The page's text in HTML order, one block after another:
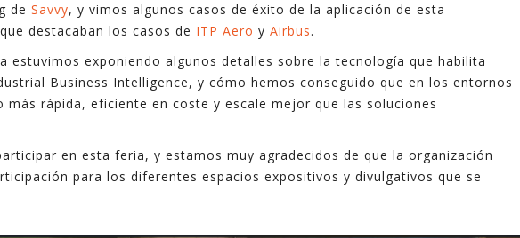
de Savvy, y vimos algunos casos de éxito de la aplicación de esta
destacaban los casos de ITP Aero y Airbus.
estuvimos exponiendo algunos detalles sobre la tecnología que habilita
Business Intelligence, y cómo hemos conseguido que en los entornos
más rápida, eficiente en coste y escale mejor que las soluciones
en esta feria, y estamos muy agradecidos de que la organización
para los diferentes espacios expositivos y divulgativos que se